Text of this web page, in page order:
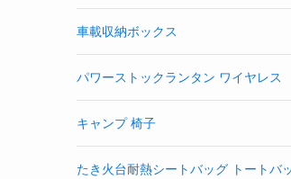
車載収納ボックス
パワーストックランタン ワイヤレス
キャンプ 椅子
たき火台耐熱シートバッグ トートバ